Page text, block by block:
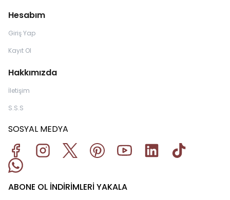
Hesabım
Giriş Yap
Kayıt Ol
Hakkımızda
İletişim
S.S.S
SOSYAL MEDYA
ABONE OL İNDİRİMLERİ YAKALA